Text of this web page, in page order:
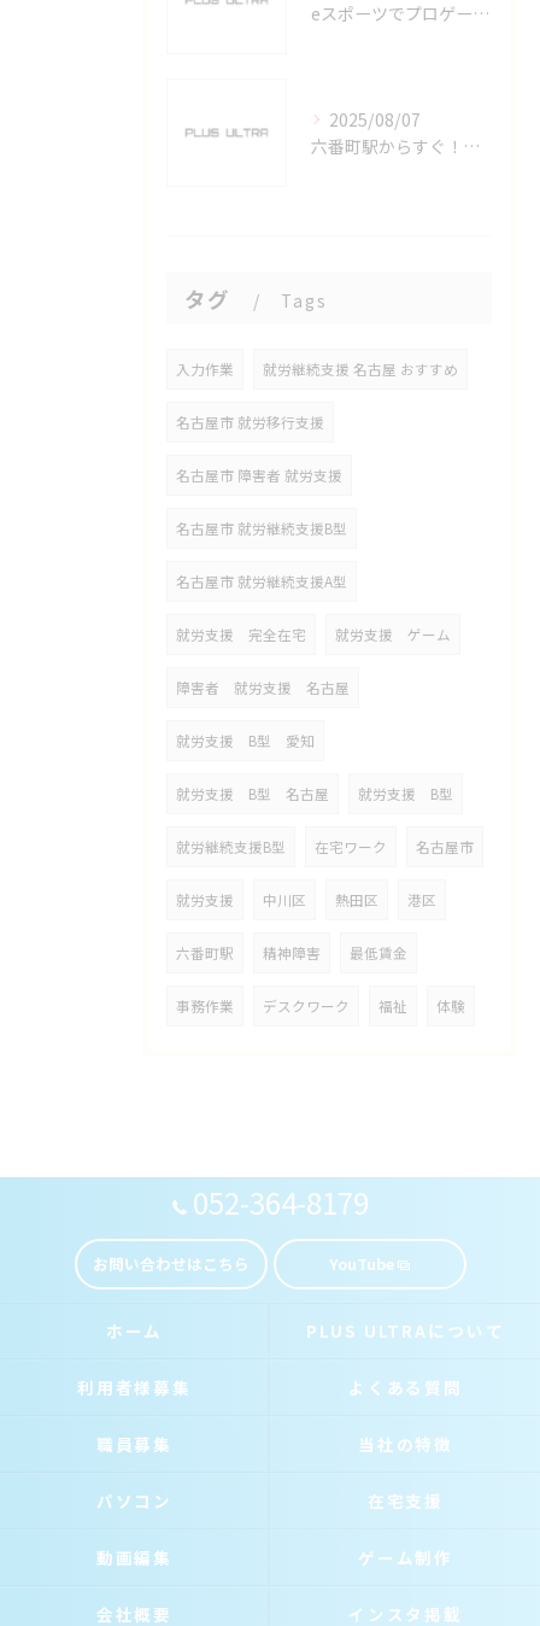
eスポーツでプロゲーマーを目指す愛知県名古屋市の最新キャリアガイド
2025/08/07
六番町駅からすぐ！名古屋のeスポーツ施設で快適なプレイ環境を確保
タグ Tags
入力作業 就労継続支援 名古屋 おすすめ
名古屋市 就労移行支援
名古屋市 障害者 就労支援
名古屋市 就労継続支援B型
名古屋市 就労継続支援A型
就労支援 完全在宅 就労支援 ゲーム
障害者 就労支援 名古屋
就労支援 B型 愛知
就労支援 B型 名古屋 就労支援 B型
就労継続支援B型 在宅ワーク 名古屋市
就労支援 中川区 熱田区 港区
六番町駅 精神障害 最低賃金
事務作業 デスクワーク 福祉 体験
052-364-8179
お問い合わせはこちら YouTube
ホーム PLUS ULTRAについて
利用者様募集 よくある質問
職員募集 当社の特徴
パソコン 在宅支援
動画編集 ゲーム制作
会社概要 インスタ掲載